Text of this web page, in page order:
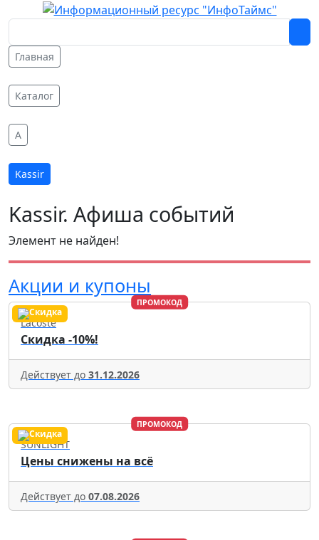
Главная
Каталог
A
Kassir
Kassir. Афиша событий
Элемент не найден!
Акции и купоны
ПРОМОКОД
Lacoste
Скидка -10%!
Действует до 31.12.2026
ПРОМОКОД
SUNLIGHT
Цены снижены на всё
Действует до 07.08.2026